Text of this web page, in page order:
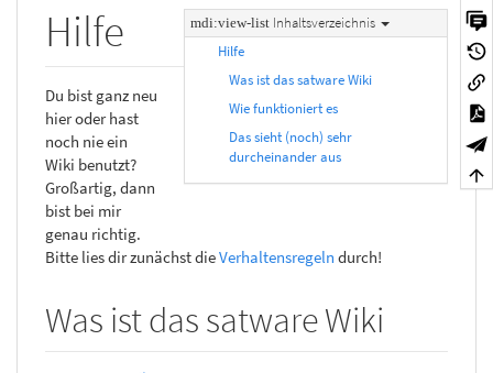
Inhaltsverzeichnis
Hilfe
Was ist das satware Wiki
Wie funktioniert es
Das sieht (noch) sehr
durcheinander aus
Hilfe
Du bist ganz neu
hier oder hast
noch nie ein
Wiki benutzt?
Großartig, dann
bist bei mir
genau richtig.
Bitte lies dir zunächst dieVerhaltensregeln durch!
Was ist das satware Wiki